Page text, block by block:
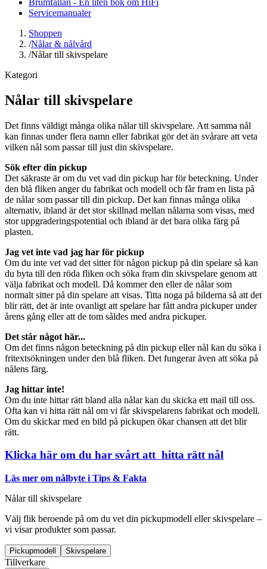
Servicemanualer
Shoppen
/Nålar & nålvård
/Nålar till skivspelare
Kategori
Nålar till skivspelare
Det finns väldigt många olika nålar till skivspelare. Att samma nål
kan finnas under flera namn eller fabrikat gör det än svårare att veta
vilken nål som passar till just din skivspelare.
Sök efter din pickup
Det säkraste är om du vet vad din pickup har för beteckning. Under
den blå fliken anger du fabrikat och modell och får fram en lista på
de nålar som passar till din pickup. Det kan finnas många olika
alternativ, ibland är det stor skillnad mellan nålarna som visas, med
stor uppgraderingspotential och ibland är det bara olika färg på
plasten.
Jag vet inte vad jag har för pickup
Om du inte vet vad det sitter för någon pickup på din spelare så kan
du byta till den röda fliken och söka fram din skivspelare genom att
välja fabrikat och modell. Då kommer den eller de nålar som
normalt sitter på din spelare att visas. Titta noga på bilderna så att det
blir rätt, det är inte ovanligt att spelare har fått andra pickuper under
årens gång eller att de tom såldes med andra pickuper.
Det står något här...
Om det finns någon beteckning på din pickup eller nål kan du söka i
fritextsökningen under den blå fliken. Det fungerar även att söka på
nålens färg.
Jag hittar inte!
Om du inte hittar rätt bland alla nålar kan du skicka ett mail till oss.
Ofta kan vi hitta rätt nål om vi får skivspelarens fabrikat och modell.
Om du skickar med en bild på pickupen ökar chansen att det blir
rätt.
Klicka här om du har svårt att hitta rätt nål
Läs mer om nålbyte i Tips & Fakta
Nålar till skivspelare
Välj flik beroende på om du vet din pickupmodell eller skivspelare –
vi visar produkter som passar.
Pickupmodell Skivspelare
Tillverkare